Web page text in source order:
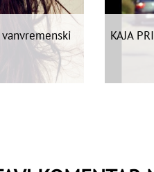
KAJA